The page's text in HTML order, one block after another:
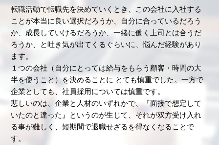
転職活動で転職先を決めていくとき、この会社に入社する
ことが本当に良い選択だろうか、自分に合っているだろう
か、成長していけるだろうか、一緒に働く上司とは合うだ
ろうか、と吐き気が出てくるぐらいに、悩んだ経験があり
ます。
１つの会社（自分にとっては給与をもらう顧客・時間の大
半を使うこと）を決めることに とても慎重でした。一方で
企業としても、社員採用については慎重です。
悲しいのは、企業と人材のいずれかで、『面接で想定して
いたのと違った』というのが生じて、それが双方受け入れ
る事が難しく、短期間で退職せざるを得なくなることで
す。